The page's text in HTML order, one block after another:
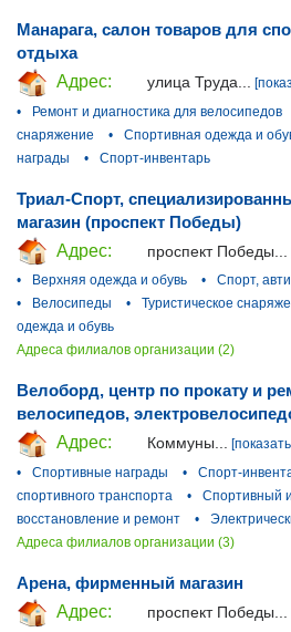
Манарага, салон товаров для
отдыха
Адрес:
улица Труда...
•
Ремонт и диагностика для велосипедов
снаряжение
• Спортивная одежда и
награды
• Спорт-инвентарь
Триал-Спорт,
магазин (проспект Победы)
Адрес:
проспект Победы...
•
Верхняя одежда и обувь •
Спорт,
•
Велосипеды • Туристическое
одежда и обувь
Адреса филиалов организации (2)
Велоборд, центр по прокату и
велосипедов,
Адрес:
Коммуны...
•
Спортивные награды • Спорт-
спортивного транспорта
•
Спортивный
восстановление и ремонт
•
Адреса филиалов организации (3)
Арена, фирменный магазин
Адрес:
проспект Победы...